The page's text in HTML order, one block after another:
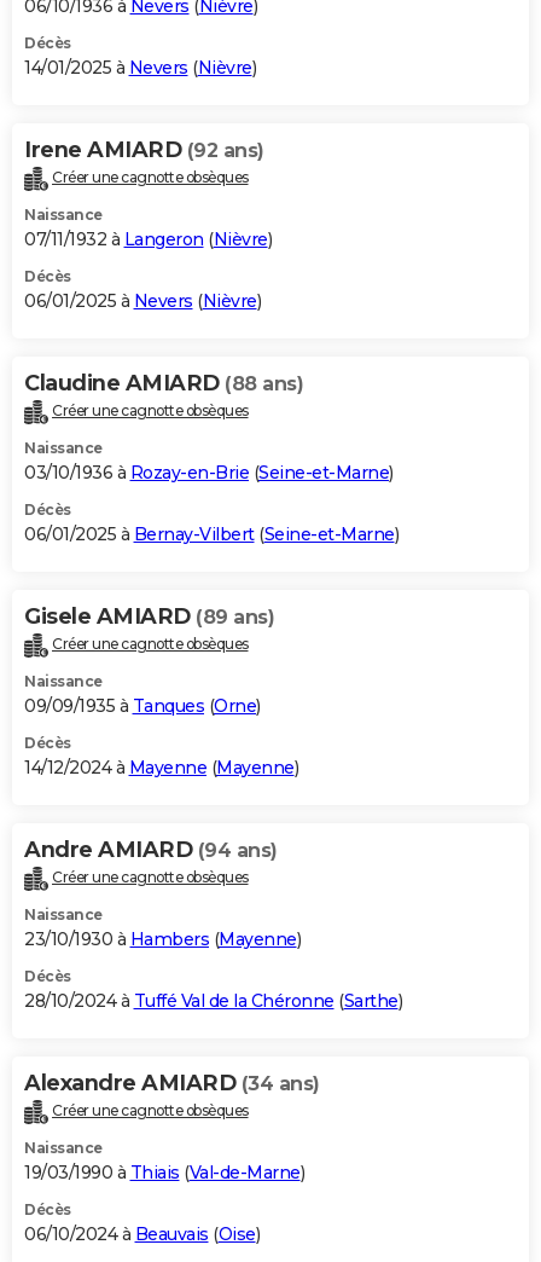
06/10/1936 à Nevers ( Nièvre)
Décès
14/01/2025 à Nevers (Nièvre)
Irene AMIARD (92 ans)
Créer une cagnotte obsèques
Naissance
07/11/1932 à Langeron (Nièvre)
Décès
06/01/2025 à Nevers (Nièvre)
Claudine AMIARD (88 ans)
Créer une cagnotte obsèques
Naissance
03/10/1936 à Rozay-en-Brie (Seine-et-Marne)
Décès
06/01/2025 à Bernay-Vilbert(Seine-et-Marne)
Gisele AMIARD (89 ans)
Créer une cagnotte obsèques
Naissance
09/09/1935 à Tanques (Orne)
Décès
14/12/2024 à Mayenne (Mayenne)
Andre AMIARD (94 ans)
Créer une cagnotte obsèques
Naissance
23/10/1930 à Hambers (Mayenne)
Décès
28/10/2024 à Tuffé Val de la Chéronne (Sarthe)
Alexandre AMIARD (34 ans)
Créer une cagnotte obsèques
Naissance
19/03/1990 à Thiais (Val-de-Marne)
Décès
06/10/2024 à Beauvais (Oise)